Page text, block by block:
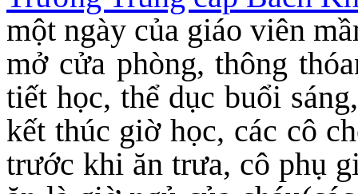
một ngày của giáo viên
mở cửa phòng, thông
tiết học, thể dục buổi
kết thúc giờ học, các cô
trước khi ăn trưa, cô phụ